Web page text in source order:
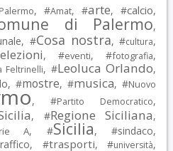
, #Amat, #arte, #calcio,
di Palermo,
, #Cosa nostra, #cultura,
elezioni, #eventi, #fotografia,
Feltrinelli, #Leoluca Orlando,
, #mostre, #musica, #Nuovo
, #Partito Democratico,
, #Regione Siciliana,
A, #Sicilia, #sindaco,
, #trasporti, #università,